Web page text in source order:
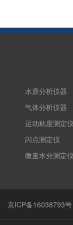
水质分析仪器
气体分析仪器
运动粘度测定
闪点测定仪
微量水分测定
京ICP备16038793号